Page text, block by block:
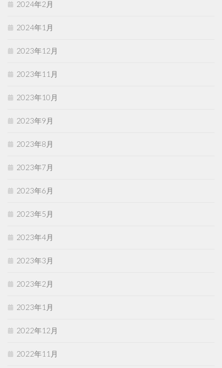
2024年2月
2024年1月
2023年12月
2023年11月
2023年10月
2023年9月
2023年8月
2023年7月
2023年6月
2023年5月
2023年4月
2023年3月
2023年2月
2023年1月
2022年12月
2022年11月